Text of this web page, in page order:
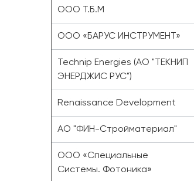
ООО Т.Б.М
ООО «БАРУС ИНСТРУМЕНТ»
Technip Energies (АО "ТЕКНИП
ЭНЕРДЖИС РУС")
Renaissance Development
AO "ФИН-Стройматериал"
ООО «Специальные
Системы. Фотоника»